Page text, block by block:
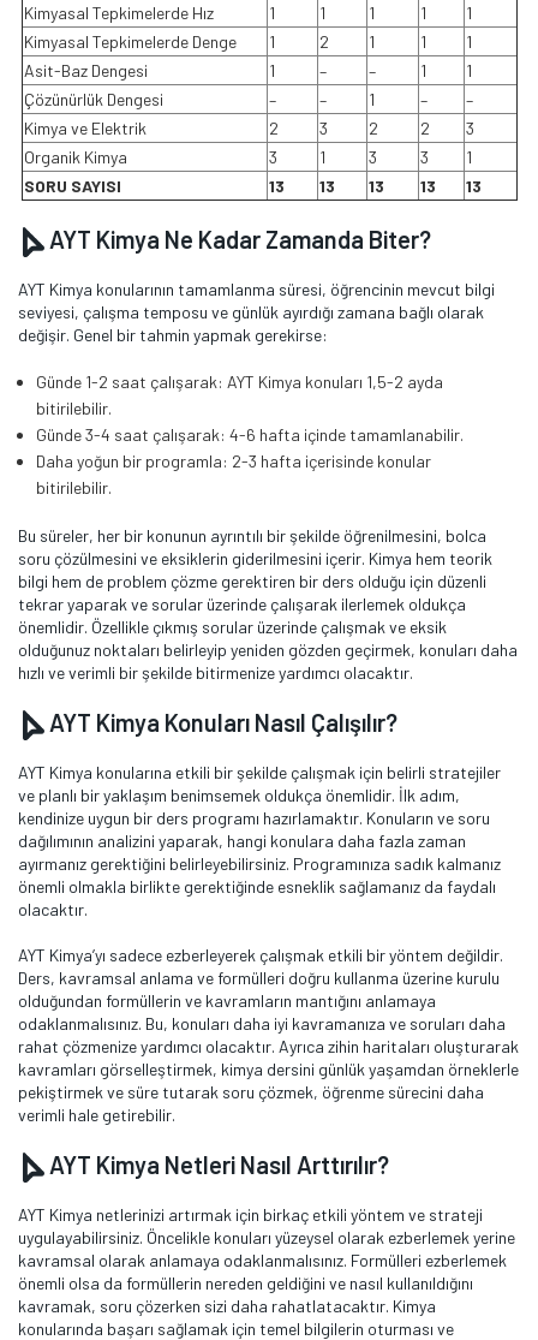
SORU SAYISI 13 13 13 13 13
Kimyasal Tepkimelerde Hız 1 1 1 1
1
Kimyasal Tepkimelerde Denge
1 2 1 1
1
Asit-Baz Dengesi
1 – – 1
1
Çözünürlük Dengesi
– – 1 –
–
Kimya ve Elektrik
2 3 2 2
3
Organik Kimya
3 1 3 3 1
AYT Kimya Ne Kadar Zamanda Biter?
AYT Kimya konularının tamamlanma süresi, öğrencinin mevcut bilgi
seviyesi, çalışma temposu ve günlük ayırdığı zamana bağlı olarak
değişir. Genel bir tahmin yapmak gerekirse:
Günde 1-2 saat çalışarak: AYT Kimya konuları 1,5-2 ayda
bitirilebilir.
Günde 3-4 saat çalışarak: 4-6 hafta içinde tamamlanabilir.
Daha yoğun bir programla: 2-3 hafta içerisinde konular
bitirilebilir.
Bu süreler, her bir konunun ayrıntılı bir şekilde öğrenilmesini, bolca
soru çözülmesini ve eksiklerin giderilmesini içerir. Kimya hem teorik
bilgi hem de problem çözme gerektiren bir ders olduğu için düzenli
tekrar yaparak ve sorular üzerinde çalışarak ilerlemek oldukça
önemlidir. Özellikle çıkmış sorular üzerinde çalışmak ve eksik
olduğunuz noktaları belirleyip yeniden gözden geçirmek, konuları daha
hızlı ve verimli bir şekilde bitirmenize yardımcı olacaktır.
AYT Kimya Konuları Nasıl Çalışılır?
AYT Kimya konularına etkili bir şekilde çalışmak için belirli stratejiler
ve planlı bir yaklaşım benimsemek oldukça önemlidir. İlk adım,
kendinize uygun bir ders programı hazırlamaktır. Konuların ve soru
dağılımının analizini yaparak, hangi konulara daha fazla zaman
ayırmanız gerektiğini belirleyebilirsiniz. Programınıza sadık kalmanız
önemli olmakla birlikte gerektiğinde esneklik sağlamanız da faydalı
olacaktır.
AYT Kimya’yı sadece ezberleyerek çalışmak etkili bir yöntem değildir.
Ders, kavramsal anlama ve formülleri doğru kullanma üzerine kurulu
olduğundan formüllerin ve kavramların mantığını anlamaya
odaklanmalısınız. Bu, konuları daha iyi kavramanıza ve soruları daha
rahat çözmenize yardımcı olacaktır. Ayrıca zihin haritaları oluşturarak
kavramları görselleştirmek, kimya dersini günlük yaşamdan örneklerle
pekiştirmek ve süre tutarak soru çözmek, öğrenme sürecini daha
verimli hale getirebilir.
AYT Kimya Netleri Nasıl Arttırılır?
AYT Kimya netlerinizi artırmak için birkaç etkili yöntem ve strateji
uygulayabilirsiniz. Öncelikle konuları yüzeysel olarak ezberlemek yerine
kavramsal olarak anlamaya odaklanmalısınız. Formülleri ezberlemek
önemli olsa da formüllerin nereden geldiğini ve nasıl kullanıldığını
kavramak, soru çözerken sizi daha rahatlatacaktır. Kimya
konularında başarı sağlamak için temel bilgilerin oturması ve